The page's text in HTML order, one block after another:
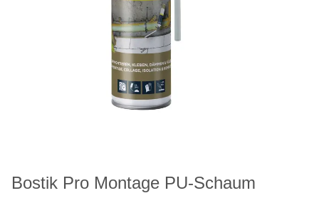
Bostik Pro Montage PU-Schaum